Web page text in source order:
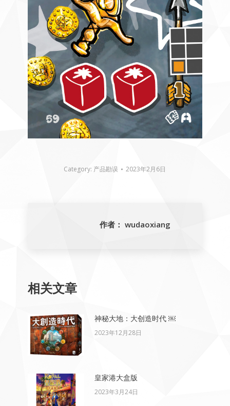
Category: 产品勘误 2023年2月6日
作者： wudaoxiang
相关文章
神秘大地：大创造时代 ￼
2023年12月28日
皇家港大盒版
2023年3月24日